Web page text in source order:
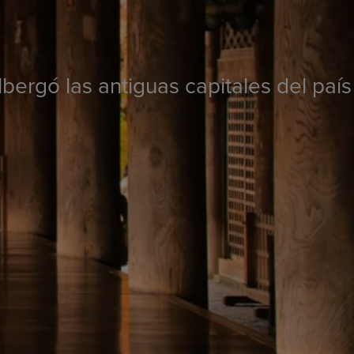
las antiguas capitales del país